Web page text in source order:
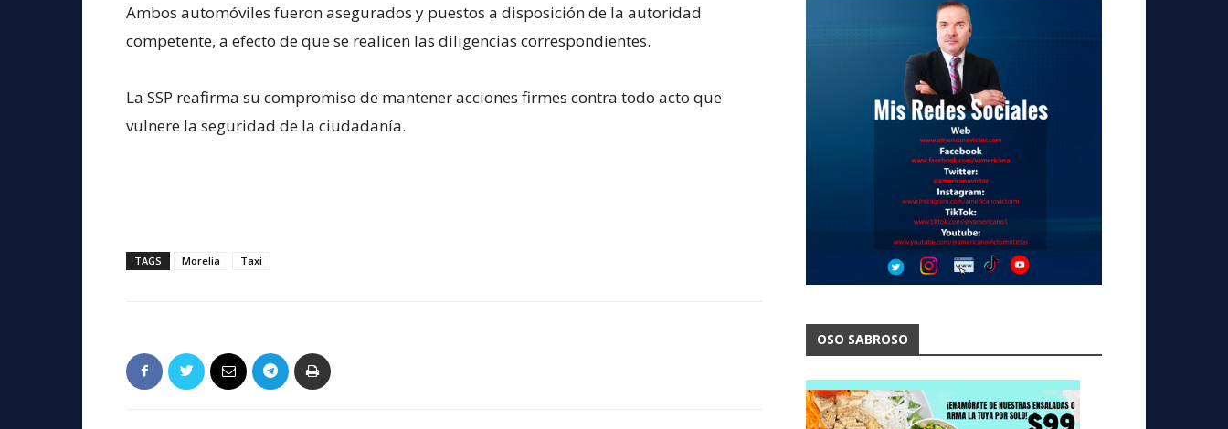
Ambos automóviles fueron asegurados y puestos a disposición de la autoridad
competente, a efecto de que se realicen las diligencias correspondientes.
La SSP reafirma su compromiso de mantener acciones firmes contra todo acto que
vulnere la seguridad de la ciudadanía.
TAGS Morelia Taxi
OSO SABROSO